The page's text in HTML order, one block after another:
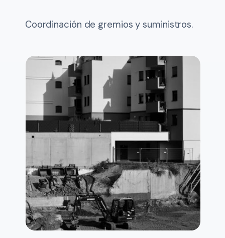
Coordinación de gremios y suministros.